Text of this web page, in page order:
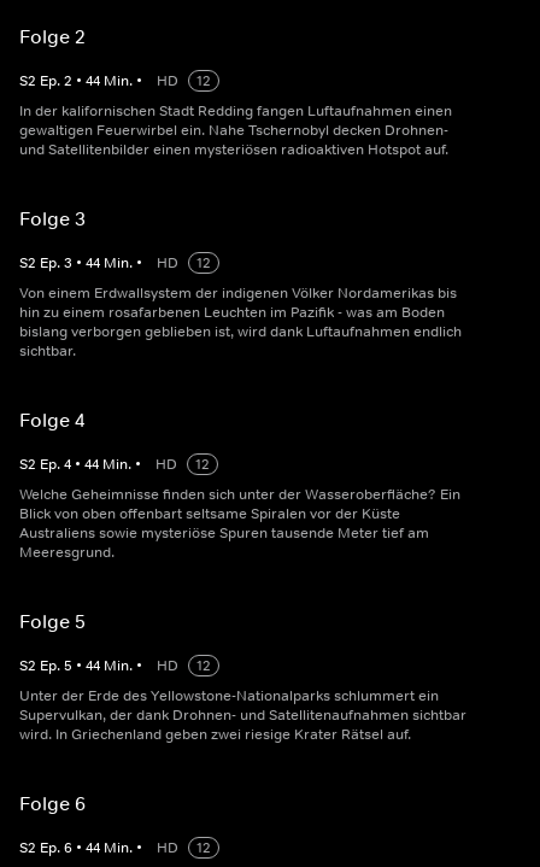
Folge 2
S2 Ep.2 • 44 Min. • HD
12
In der kalifornischen Stadt Redding fangen Luftaufnahmen einen
gewaltigen Feuerwirbel ein. Nahe Tschernobyl decken Drohnen-
und Satellitenbilder einen mysteriösen radioaktiven Hotspot auf.
Folge 3
S2 Ep.3 • 44 Min. • HD
12
Von einem Erdwallsystem der indigenen Völker Nordamerikas bis
hin zu einem rosafarbenen Leuchten im Pazifik - was am Boden
bislang verborgen geblieben ist, wird dank Luftaufnahmen endlich
sichtbar.
Folge 4
S2 Ep.4 • 44 Min. • HD
12
Welche Geheimnisse finden sich unter der Wasseroberfläche? Ein
Blick von oben offenbart seltsame Spiralen vor der Küste
Australiens sowie mysteriöse Spuren tausende Meter tief am
Meeresgrund.
Folge 5
S2 Ep.5 • 44 Min. • HD
12
Unter der Erde des Yellowstone-Nationalparks schlummert ein
Supervulkan, der dank Drohnen- und Satellitenaufnahmen sichtbar
wird. In Griechenland geben zwei riesige Krater Rätsel auf.
Folge 6
S2 Ep.6 • 44 Min. • HD
12